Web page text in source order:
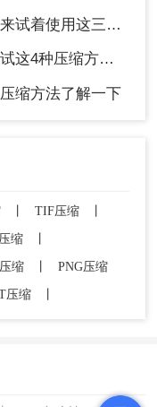
这三种压缩方法！
4种压缩方法！
缩方法了解一下
TIF压缩
缩
缩
PNG压缩
压缩